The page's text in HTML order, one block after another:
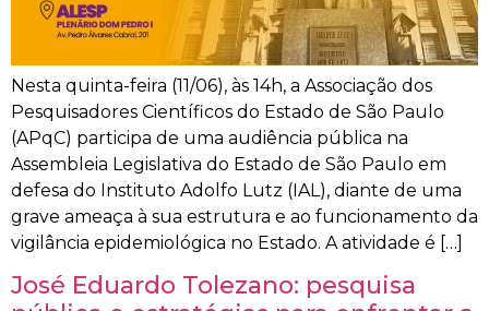
Nesta quinta-feira (11/06), às 14h, a Associação dos
Pesquisadores Científicos do Estado de São Paulo
(APqC) participa de uma audiência pública na
Assembleia Legislativa do Estado de São Paulo em
defesa do Instituto Adolfo Lutz (IAL), diante de uma
grave ameaça à sua estrutura e ao funcionamento da
vigilância epidemiológica no Estado. A atividade é […]
José Eduardo Tolezano: pesquisa